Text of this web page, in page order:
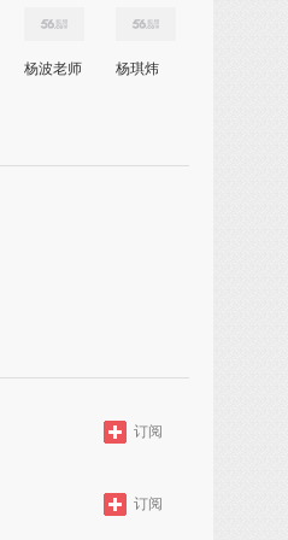
杨波老师 杨琪炜
订阅
订阅